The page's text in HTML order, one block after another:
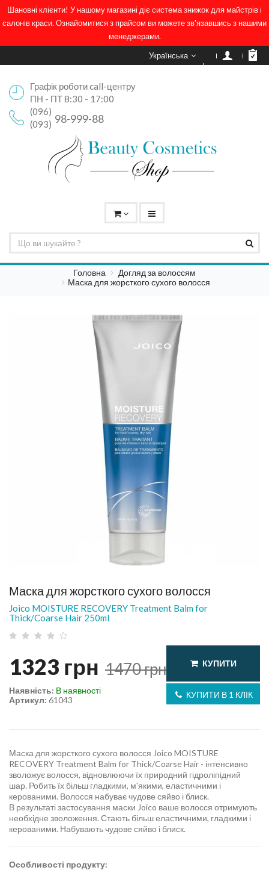
Шановні клієнти! У нашому магазині діє система знижок для майстрів і
салонів краси. Ознайомитися з прайсом ви можете зв'язавшись з нашими
менеджерами.
Українська
Графік роботи call-центру
ПН - ПТ 8:30 - 17:00
(096)
98-999-88
(093)
Головна
Догляд за волоссям
Маска для жорсткого сухого волосся
Маска для жорсткого сухого волосся
Joico MOISTURE RECOVERY Treatment Balm for
Thick/Coarse Hair 250ml
1323 грн 1470грн КУПИТИ
КУПИТИ В 1 КЛІК
Артикул: 61043
Наявність: В наявності
Маска для жорсткого сухого волосся Joico MOISTURE
RECOVERY Treatment Balm for Thick/Coarse Hair - інтенсивно
зволожує волосся, відновлюючи їх природний гідроліпідний
шар. Робить їх більш гладкими, м'якими, еластичними і
керованими. Волосся набуває чудове сяйво і блиск.
В результаті застосування маски Joico ваше волосся отримують
необхідне зволоження. Стають більш еластичними, гладкими і
керованими. Набувають чудове сяйво і блиск.
Особливості продукту: